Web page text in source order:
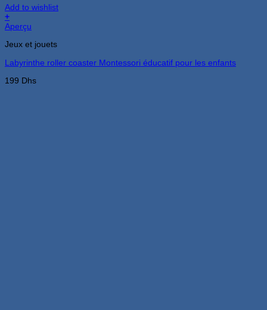
Add to wishlist
+
Aperçu
Jeux et jouets
Labyrinthe roller coaster Montessori éducatif pour les enfants
199 Dhs